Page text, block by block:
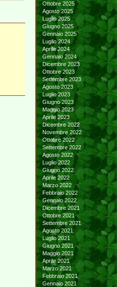
Ottobre 2025
Agosto 2025
Luglio 2025
Giugno 2025
Gennaio 2025
Luglio 2024
Aprile 2024
Gennaio 2024
Dicembre 2023
Ottobre 2023
Settembre 2023
Agosto 2023
Luglio 2023
Giugno 2023
Maggio 2023
Aprile 2023
Dicembre 2022
Novembre 2022
Ottobre 2022
Settembre 2022
Agosto 2022
Luglio 2022
Giugno 2022
Aprile 2022
Marzo 2022
Febbraio 2022
Gennaio 2022
Dicembre 2021
Ottobre 2021
Settembre 2021
Agosto 2021
Luglio 2021
Giugno 2021
Maggio 2021
Aprile 2021
Marzo 2021
Febbraio 2021
Gennaio 2021